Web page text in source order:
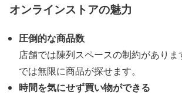
オンラインストアの魅力
圧倒的な商品数
店舗では陳列スペースの制約があり
では無限に商品が探せます。
時間を気にせず買い物ができる